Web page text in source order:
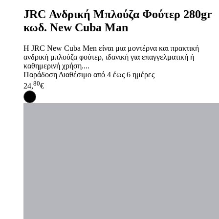
JRC Ανδρική Μπλούζα Φούτερ 280gr
κωδ. New Cuba Man
Η JRC New Cuba Men είναι μια μοντέρνα και πρακτική
ανδρική μπλούζα φούτερ, ιδανική για επαγγελματική ή
καθημερινή χρήση....
Παράδοση Διαθέσιμο από 4 έως 6 ημέρες
24,80€